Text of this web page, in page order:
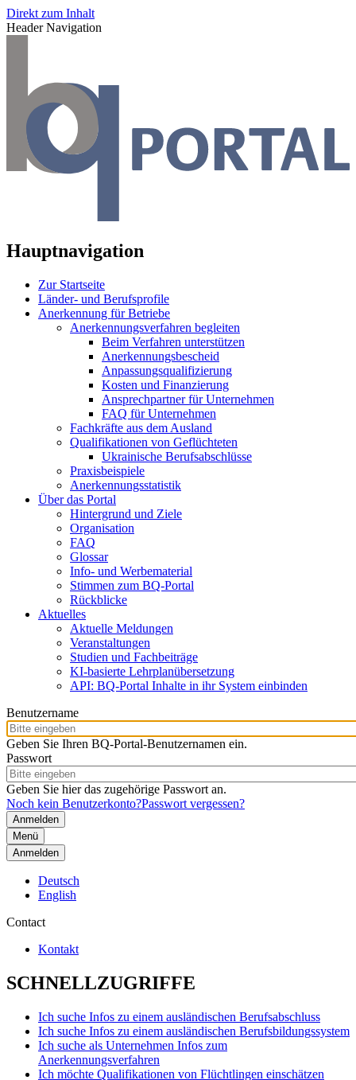
Direkt zum Inhalt
Header Navigation
Hauptnavigation
Zur Startseite
Länder- und Berufsprofile
Anerkennung für Betriebe
Anerkennungsverfahren begleiten
Beim Verfahren unterstützen
Anerkennungsbescheid
Anpassungsqualifizierung
Kosten und Finanzierung
Ansprechpartner für Unternehmen
FAQ für Unternehmen
Fachkräfte aus dem Ausland
Qualifikationen von Geflüchteten
Ukrainische Berufsabschlüsse
Praxisbeispiele
Anerkennungsstatistik
Über das Portal
Hintergrund und Ziele
Organisation
FAQ
Glossar
Info- und Werbematerial
Stimmen zum BQ-Portal
Rückblicke
Aktuelles
Aktuelle Meldungen
Veranstaltungen
Studien und Fachbeiträge
KI-basierte Lehrplanübersetzung
API: BQ-Portal Inhalte in ihr System einbinden
Benutzername
Geben Sie Ihren BQ-Portal-Benutzernamen ein.
Passwort
Geben Sie hier das zugehörige Passwort an.
Noch kein Benutzerkonto?Passwort vergessen?
Menü
Anmelden
Deutsch
English
Contact
Kontakt
SCHNELLZUGRIFFE
Ich suche Infos zu einem ausländischen Berufsabschluss
Ich suche Infos zu einem ausländischen Berufsbildungssystem
Ich suche als Unternehmen Infos zum
Anerkennungsverfahren
Ich möchte Qualifikationen von Flüchtlingen einschätzen